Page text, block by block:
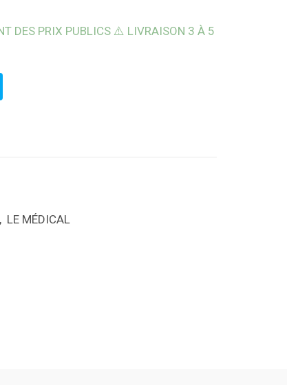
DES PRIX PUBLICS ⚠️ LIVRAISON 3 À 5
, LE MÉDICAL